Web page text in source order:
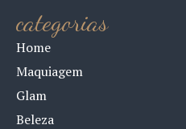
categorias
Home
Maquiagem
Glam
Beleza